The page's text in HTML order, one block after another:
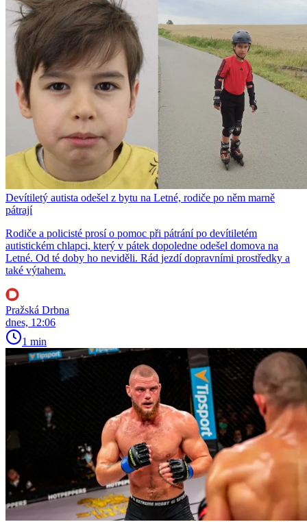
Devítiletý autista odešel z bytu na Letné, rodiče po něm marně
pátrají
Rodiče a policisté prosí o pomoc při pátrání po devítiletém
autistickém chlapci, který v pátek dopoledne odešel domova na
Letné. Od té doby ho neviděli. Rád jezdí dopravními prostředky a
také výtahem.
Pražská Drbna
dnes, 12:06
1 min